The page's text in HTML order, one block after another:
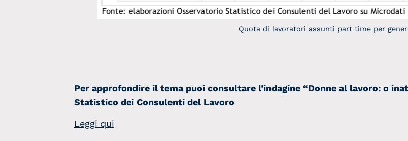
Quota di lavoratori assunti part time per
Per approfondire il tema puoi consultare l’indagine “Donne al lavoro: o
Statistico dei Consulenti del Lavoro
Leggi qui